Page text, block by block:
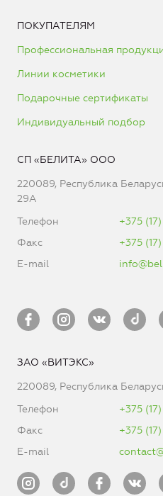
ПОКУПАТЕЛЯМ
Профессиональная
Линии косметики
Подарочные сертификаты
Индивидуальный подбор
СП «БЕЛИТА» ООО
220089, Республика
29А
Телефон
+375
Факс
+375
E-mail
ЗАО «ВИТЭКС»
220089, Республика
Телефон
+375
Факс
+375
E-mail